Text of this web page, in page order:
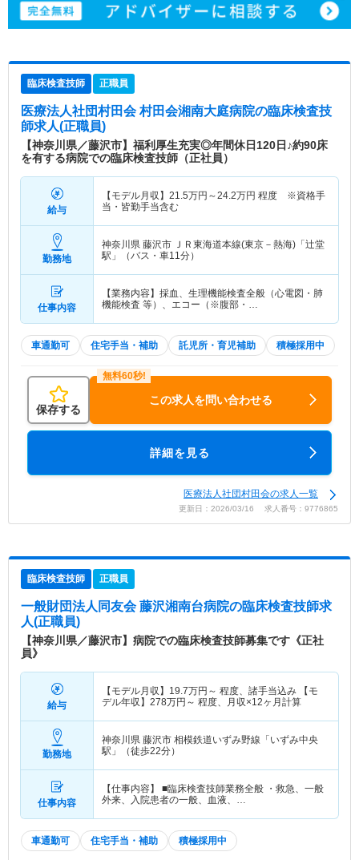
臨床検査技師 正職員
医療法人社団村田会 村田会湘南大庭病院の臨床検査技
師求人(正職員)
【神奈川県／藤沢市】福利厚生充実◎年間休日120日♪約90床
を有する病院での臨床検査技師（正社員）
給与
【モデル月収】 21.5万円～24.2万円 程度 ※資格手
当・皆勤手当含む
勤務地
神奈川県 藤沢市 ＪＲ東海道本線(東京－熱海)「辻堂
駅」（バス・車11分）
仕事内容
【業務内容】採血、生理機能検査全般（心電図・肺
機能検査 等）、エコー（※腹部・…
車通勤可 住宅手当・補助 託児所・育児補助 積極採用中
保存する
この求人を問い合わせる
詳細を見る
医療法人社団村田会の求人一覧
更新日：2026/03/16 求人番号：9776865
臨床検査技師 正職員
一般財団法人同友会 藤沢湘南台病院の臨床検査技師求
人(正職員)
【神奈川県／藤沢市】病院での臨床検査技師募集です《正社
員》
給与
【モデル月収】 19.7万円～ 程度、諸手当込み 【モ
デル年収】 278万円～ 程度、月収×12ヶ月計算
勤務地
神奈川県 藤沢市 相模鉄道いずみ野線「いずみ中央
駅」（徒歩22分）
仕事内容
【仕事内容】 ■臨床検査技師業務全般 ・救急、一般
外来、入院患者の一般、血液、…
車通勤可 住宅手当・補助 積極採用中